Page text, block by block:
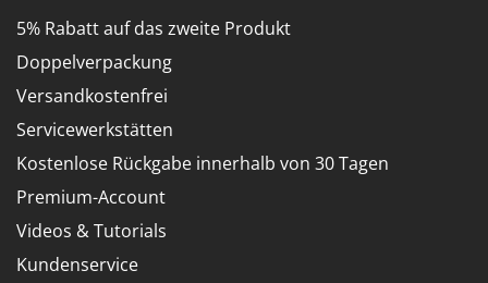
5% Rabatt auf das zweite Produkt
Doppelverpackung
Versandkostenfrei
Servicewerkstätten
Kostenlose Rückgabe innerhalb von 30 Tagen
Premium-Account
Videos & Tutorials
Kundenservice